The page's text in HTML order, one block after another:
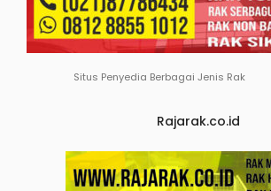
Situs Penyedia Berbagai Jenis Rak
Rajarak.co.id